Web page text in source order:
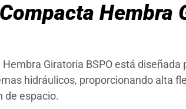
Hembra
Giratoria BSPO está diseñada
hidráulicos, proporcionando alta
de espacio.